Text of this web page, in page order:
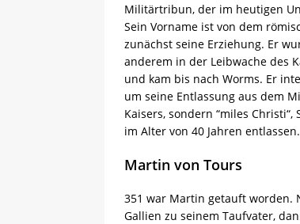
Militärtribun, der im heutigen
Sein Vorname ist von dem
zunächst seine Erziehung. Er
anderem in der Leibwache des
und kam bis nach Worms. Er
um seine Entlassung aus dem
Kaisers, sondern “miles
im Alter von 40 Jahren entlassen.
Martin von Tours
351 war Martin getauft worden.
Gallien zu seinem Taufvater,